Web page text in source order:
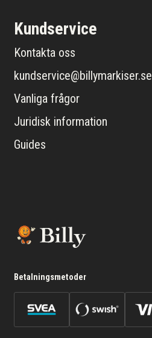
Kundservice
Kontakta oss
kundservice@billymarkiser.se
Vanliga frågor
Juridisk information
Guides
Betalningsmetoder